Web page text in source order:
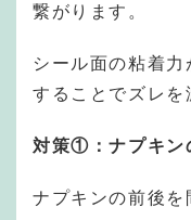
繋がります。
シール面の粘着
することでズレを
対策①：ナプキン
ナプキンの前後を